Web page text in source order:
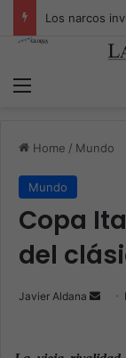
Home / Mundo
Mundo
Copa
del
Javier Aldana